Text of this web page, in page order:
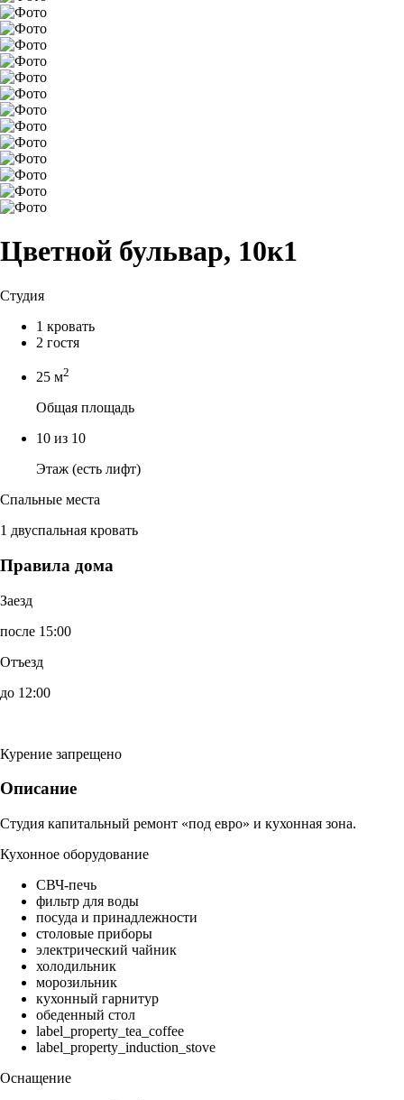
Цветной бульвар, 10к1
Студия
1 кровать
2 гостя
25 м2
Общая площадь
10 из 10
Этаж (есть лифт)
Спальные места
1 двуспальная кровать
Правила дома
Заезд
после 15:00
Отъезд
до 12:00
Курение запрещено
Описание
Студия капитальный ремонт «под евро» и кухонная зона.
Кухонное оборудование
СВЧ-печь
фильтр для воды
посуда и принадлежности
столовые приборы
электрический чайник
холодильник
морозильник
кухонный гарнитур
обеденный стол
label_property_tea_coffee
label_property_induction_stove
Оснащение